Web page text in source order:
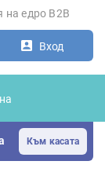
на едро B2B
Вход